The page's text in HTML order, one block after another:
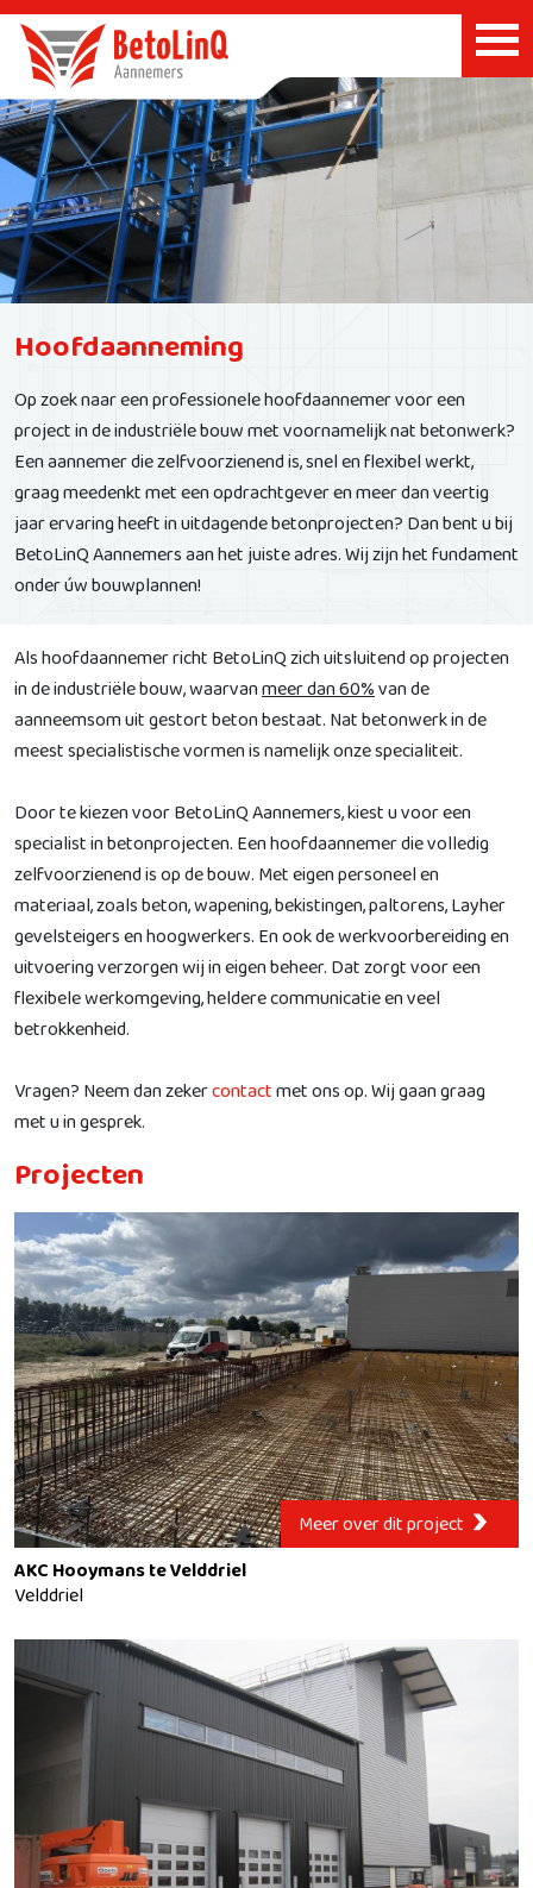
Hoofdaanneming
Op zoek naar een professionele hoofdaannemer voor een
project in de industriële bouw met voornamelijk nat betonwerk?
Een aannemer die zelfvoorzienend is, snel en flexibel werkt,
graag meedenkt met een opdrachtgever en meer dan veertig
jaar ervaring heeft in uitdagende betonprojecten? Dan bent u bij
BetoLinQ Aannemers aan het juiste adres. Wij zijn het fundament
onder úw bouwplannen!
Als hoofdaannemer richt BetoLinQ zich uitsluitend op projecten
in de industriële bouw, waarvanmeer dan 60%van de
aanneemsom uit gestort beton bestaat. Nat betonwerk in de
meest specialistische vormen is namelijk onze specialiteit.
Door te kiezen voor BetoLinQ Aannemers, kiest u voor een
specialist in betonprojecten. Een hoofdaannemer die volledig
zelfvoorzienend is op de bouw. Met eigen personeel en
materiaal, zoals beton, wapening, bekistingen, paltorens, Layher
gevelsteigers en hoogwerkers. En ook de werkvoorbereiding en
uitvoering verzorgen wij in eigen beheer. Dat zorgt voor een
flexibele werkomgeving, heldere communicatie en veel
betrokkenheid.
Vragen? Neem dan zekercontactmet ons op. Wij gaan graag
met u in gesprek.
Projecten
Meer over dit project
AKC Hooymans te Velddriel
Velddriel